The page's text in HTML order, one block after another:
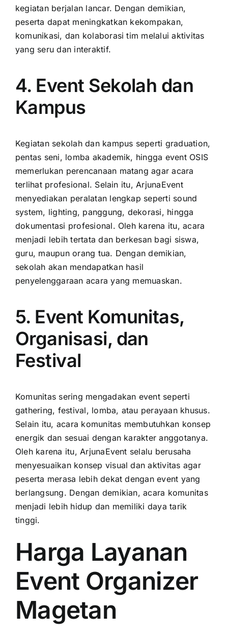
kegiatan berjalan lancar. Dengan demikian,
peserta dapat meningkatkan kekompakan,
komunikasi, dan kolaborasi tim melalui aktivitas
yang seru dan interaktif.
4. Event Sekolah dan
Kampus
Kegiatan sekolah dan kampus seperti graduation,
pentas seni, lomba akademik, hingga event OSIS
memerlukan perencanaan matang agar acara
terlihat profesional. Selain itu, ArjunaEvent
menyediakan peralatan lengkap seperti sound
system, lighting, panggung, dekorasi, hingga
dokumentasi profesional. Oleh karena itu, acara
menjadi lebih tertata dan berkesan bagi siswa,
guru, maupun orang tua. Dengan demikian,
sekolah akan mendapatkan hasil
penyelenggaraan acara yang memuaskan.
5. Event Komunitas,
Organisasi, dan
Festival
Komunitas sering mengadakan event seperti
gathering, festival, lomba, atau perayaan khusus.
Selain itu, acara komunitas membutuhkan konsep
energik dan sesuai dengan karakter anggotanya.
Oleh karena itu, ArjunaEvent selalu berusaha
menyesuaikan konsep visual dan aktivitas agar
peserta merasa lebih dekat dengan event yang
berlangsung. Dengan demikian, acara komunitas
menjadi lebih hidup dan memiliki daya tarik
tinggi.
Harga Layanan
Event Organizer
Magetan